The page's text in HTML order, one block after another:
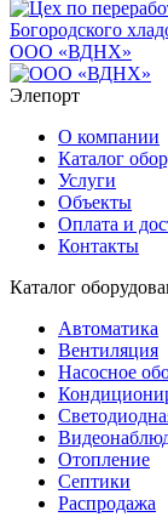
ООО «ВДНХ»
Элепорт
О компании
Каталог
Услуги
Объекты
Оплата и
Контакты
Каталог
Автоматика
Вентиляция
Насосное
Отопление
Септики
Распродажа